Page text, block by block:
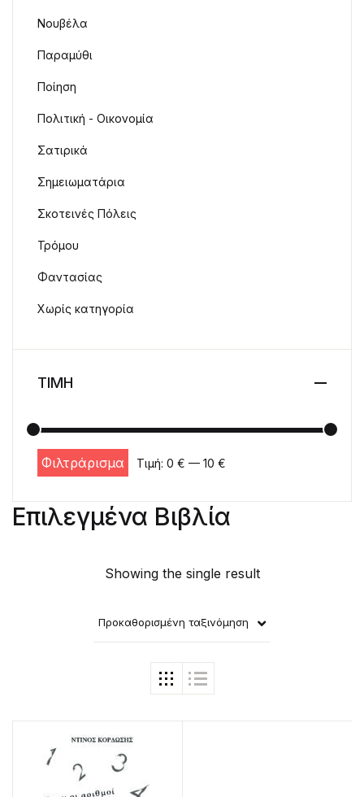
Επιλεγμένα Βιβλία
Showing the single result
Προκαθορισμένη ταξινόμηση
Νουβέλα
Παραμύθι
Ποίηση
Πολιτική - Οικονομία
Σατιρικά
Σημειωματάρια
Σκοτεινές Πόλεις
Τρόμου
Φαντασίας
Χωρίς κατηγορία
ΤΙΜΗ
Ελάχιστη τιμή
Μέγιστη τιμή
Φιλτράρισμα Τιμή: 0 € — 10 €